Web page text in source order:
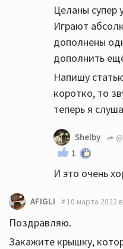
Целаны супер
Играют
дополнены
дополнить
Напишу
коротко, то
теперь я
Shelby
1
И это очень
AFIGLI 10 марта 2022
Поздравляю.
Закажите крышку,